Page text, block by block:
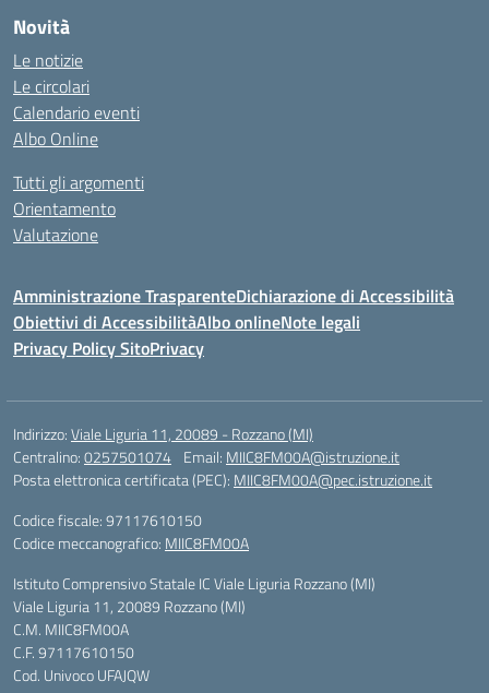
Novità
Le notizie
Le circolari
Calendario eventi
Albo Online
Tutti gli argomenti
Orientamento
Valutazione
Amministrazione TrasparenteDichiarazione di Accessibilità
Obiettivi di AccessibilitàAlbo onlineNote legali
Privacy Policy SitoPrivacy
Indirizzo:Viale Liguria 11, 20089 - Rozzano (MI)
Centralino:0257501074 Email: MIIC8FM00A@istruzione.it
Posta elettronica certificata (PEC): MIIC8FM00A@pec.istruzione.it
Codice fiscale: 97117610150
Codice meccanografico: MIIC8FM00A
Istituto Comprensivo Statale IC Viale Liguria Rozzano (MI)
Viale Liguria 11, 20089 Rozzano (MI)
C.M. MIIC8FM00A
C.F. 97117610150
Cod. Univoco UFAJQW